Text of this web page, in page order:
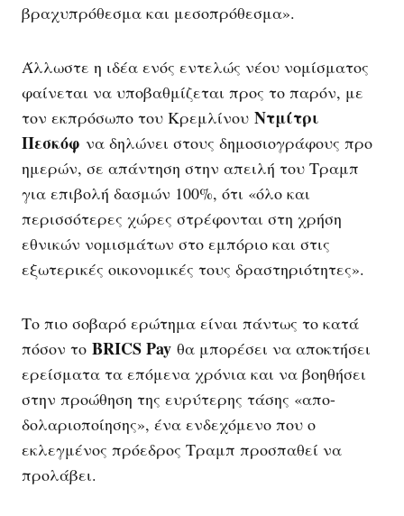
βραχυπρόθεσμα και μεσοπρόθεσμα».
Άλλωστε η ιδέα ενός εντελώς νέου νομίσματος
φαίνεται να υποβαθμίζεται προς το παρόν, με
τον εκπρόσωπο του Κρεμλίνου Ντμίτρι
Πεσκόφ να δηλώνει στους δημοσιογράφους προ
ημερών, σε απάντηση στην απειλή του Τραμπ
για επιβολή δασμών 100%, ότι «όλο και
περισσότερες χώρες στρέφονται στη χρήση
εθνικών νομισμάτων στο εμπόριο και στις
εξωτερικές οικονομικές τους δραστηριότητες».
Το πιο σοβαρό ερώτημα είναι πάντως το κατά
πόσον το BRICS Pay θα μπορέσει να αποκτήσει
ερείσματα τα επόμενα χρόνια και να βοηθήσει
στην προώθηση της ευρύτερης τάσης «απο-
δολαριοποίησης», ένα ενδεχόμενο που ο
εκλεγμένος πρόεδρος Τραμπ προσπαθεί να
προλάβει.